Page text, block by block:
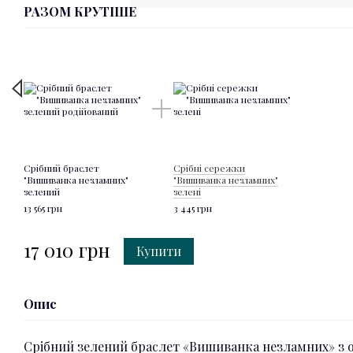
РАЗОМ КРУТІШЕ
Срібний браслет
"Вишиванка незламних"
зелений
13 565 грн
Срібні сережки
"Вишиванка незламних"
зелені
3 445 грн
17 010 грн Купити
Опис
Срібний зелений браслет «Вишиванка незламних»